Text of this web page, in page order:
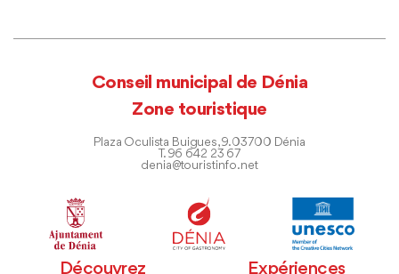
Conseil municipal de Dénia
Zone touristique
Plaza Oculista Buigues, 9. 03700 Dénia
T. 96 642 23 67
denia@touristinfo.net
Découvrez Expériences